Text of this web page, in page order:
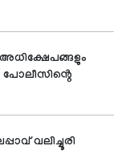
വലിച്ചൂരി